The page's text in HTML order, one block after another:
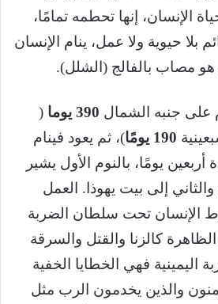
الإنسان، إنها تحطمه تمامًا،
بلا حيوية ولا عمل، ينام الإنسان
مصاب بالفالج (الشلل).
على جنبه الشمال 390 يوما
(
190 يومًا
)، ثم يعود فينام
يومًا، بالنوم الأول يشير
إلى بيت يهوذا. العمل
الإنسان تحت سلطان الضربة
كالزنا والقتل والسرقة
اليمينية فهي الخطايا الخفية
والذين يخدمون الرب مثل